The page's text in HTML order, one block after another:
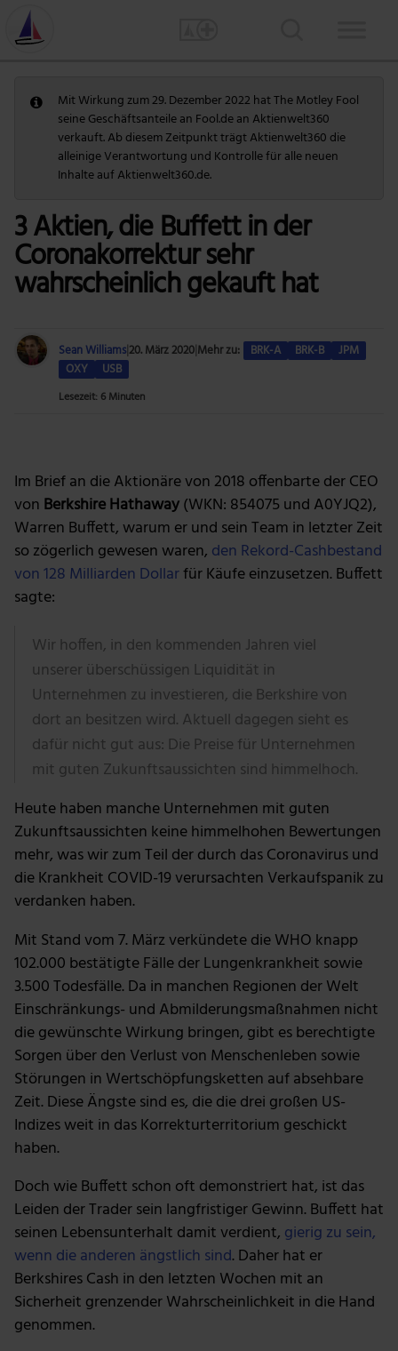
Mit Wirkung zum 29. Dezember 2022 hat The Motley Fool
seine Geschäftsanteile an Fool.de an Aktienwelt360
verkauft. Ab diesem Zeitpunkt trägt Aktienwelt360 die
alleinige Verantwortung und Kontrolle für alle neuen
Inhalte auf Aktienwelt360.de.
3 Aktien, die Buffett in der
Coronakorrektur sehr
wahrscheinlich gekauft hat
Sean Williams20. März 2020Mehr zu: BRK-A BRK-B
JPM
OXY
USB
Lesezeit: 6 Minuten
Im Brief an die Aktionäre von 2018 offenbarte der CEO
von Berkshire Hathaway(WKN: 854075 und A0YJQ2),
Warren Buffett, warum er und sein Team in letzter Zeit
so zögerlich gewesen waren, den Rekord-Cashbestand
von 128 Milliarden Dollarfür Käufe einzusetzen. Buffett
sagte:
Wir hoffen, in den kommenden Jahren viel
unserer überschüssigen Liquidität in
Unternehmen zu investieren, die Berkshire von
dort an besitzen wird. Aktuell dagegen sieht es
dafür nicht gut aus: Die Preise für Unternehmen
mit guten Zukunftsaussichten sind himmelhoch.
Heute haben manche Unternehmen mit guten
Zukunftsaussichten keine himmelhohen Bewertungen
mehr, was wir zum Teil der durch das Coronavirus und
die Krankheit COVID-19 verursachten Verkaufspanik zu
verdanken haben.
Mit Stand vom 7. März verkündete die WHO knapp
102.000 bestätigte Fälle der Lungenkrankheit sowie
3.500 Todesfälle. Da in manchen Regionen der Welt
Einschränkungs- und Abmilderungsmaßnahmen nicht
die gewünschte Wirkung bringen, gibt es berechtigte
Sorgen über den Verlust von Menschenleben sowie
Störungen in Wertschöpfungsketten auf absehbare
Zeit. Diese Ängste sind es, die die drei großen US-
Indizes weit in das Korrekturterritorium geschickt
haben.
Doch wie Buffett schon oft demonstriert hat, ist das
Leiden der Trader sein langfristiger Gewinn. Buffett hat
seinen Lebensunterhalt damit verdient, gierig zu sein,
wenn die anderen ängstlich sind. Daher hat er
Berkshires Cash in den letzten Wochen mit an
Sicherheit grenzender Wahrscheinlichkeit in die Hand
genommen.